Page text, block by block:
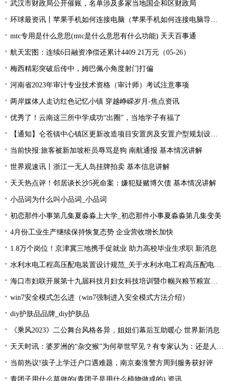
武汉市财政局公开催账，名单涉及多家当地国企和区财政局
环球最资讯丨苹果手机如何连接电脑（苹果手机如何连接电脑导出照片）
mtc专用是什么意思(mtc是什么意思有什么功能) 天天百事通
航天宏图：连续6日融资净偿还累计4409.21万元（05-26）
梅西精彩突破后传中，姆巴佩小角度射门打偏
河南省2023年审计专业技术资格（审计师）考试注意事项
两岸媒体人走访红色记忆小镇 穿越峥嵘岁月-焦点资讯
优秀了！云南这三所中学成功“出圈”，当地学子有福了
【通知】仑苍镇中心镇区更新改造项目安置房及安置户型规划设计征求意见... 天天快资讯
当前快报:旅客被新加坡柜员辱骂是狗 南航通报 基本情况讲解
世界观速讯丨浙江一无人岛挂牌拍卖 基本信息讲解
天天热点评！邻居谈长沙5死命案：嫌犯疑赌博欠债 基本情况讲解
小品词为什么叫小品词_小品词
初恋那件小事第几集夏淼淼上大学_初恋那件小事夏淼淼第几集变美
4月份工业生产继续保持恢复态势 企业营收增长加快
1.8万个岗位！京津冀三地携手促就业 助力高校毕业生求职 新消息
水利水电工程高压配电装置设计规范_关于水利水电工程高压配电装置设计规范简述-今头条
海口市妇联开展第十九届科技月妇女科技培训暨巾帼兴粮节粮宣传活动
win7安全模式怎么进（win7强制进入安全模式方法介绍）
diy护肤品品牌_diy护肤品
《乘风2023》二公舞台风格各异，姐姐们幕后互助暖心 世界新消息
天天时讯：婆罗洲的“杂交猴”为何举世罕见？有专家认为：还是人类造的孽
当前热议!孩子上学迁户口遇难题，南京秦淮警方周到服务获好评
青团子用什么草做的(青团子是用什么植物做成的) 资讯